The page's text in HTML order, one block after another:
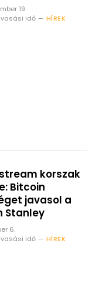
19.
idő
HÍREK
korszak
Bitcoin
javasol a
Stanley
6.
idő
HÍREK